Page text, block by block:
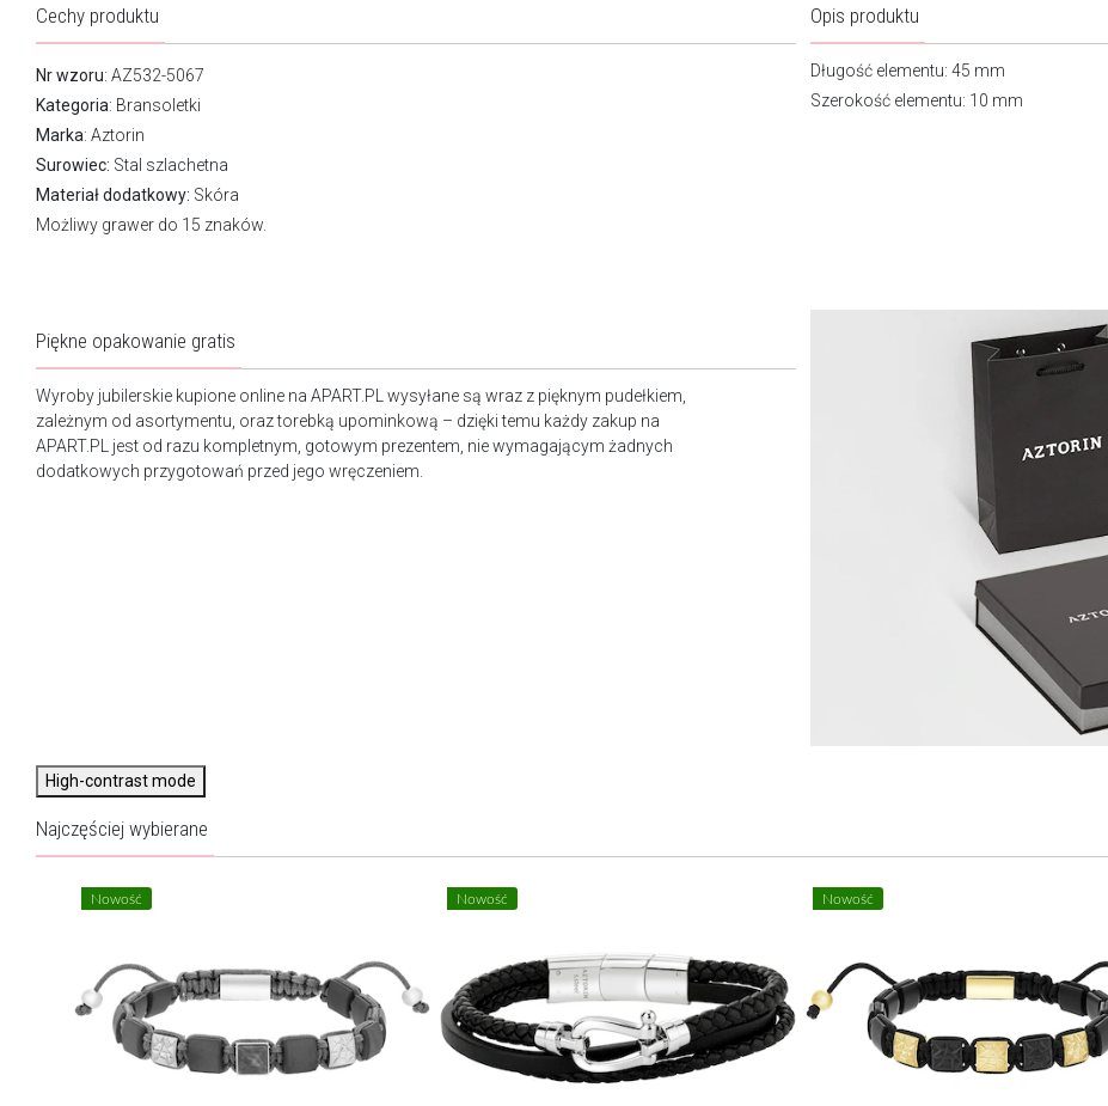
Cechy produktu
Nr wzoru: AZ532-5067
Kategoria: Bransoletki
Marka: Aztorin
Surowiec: Stal szlachetna
Materiał dodatkowy: Skóra
Możliwy grawer do 15 znaków.
Opis produktu
Długość elementu: 45 mm
Szerokość elementu: 10 mm
Piękne opakowanie gratis
Wyroby jubilerskie kupione online na APART.PL wysyłane są wraz z pięknym pudełkiem,
zależnym od asortymentu, oraz torebką upominkową – dzięki temu każdy zakup na
APART.PL jest od razu kompletnym, gotowym prezentem, nie wymagającym żadnych
dodatkowych przygotowań przed jego wręczeniem.
High-contrast mode
Najczęściej wybierane
Nowość Nowość Nowość